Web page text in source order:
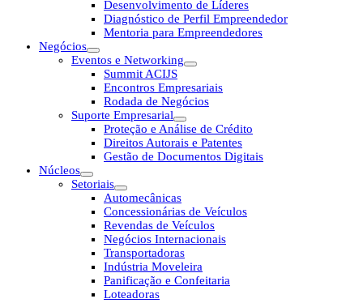
Desenvolvimento de Líderes
Diagnóstico de Perfil Empreendedor
Mentoria para Empreendedores
Negócios
Eventos e Networking
Summit ACIJS
Encontros Empresariais
Rodada de Negócios
Suporte Empresarial
Proteção e Análise de Crédito
Direitos Autorais e Patentes
Gestão de Documentos Digitais
Núcleos
Setoriais
Automecânicas
Concessionárias de Veículos
Revendas de Veículos
Negócios Internacionais
Transportadoras
Indústria Moveleira
Panificação e Confeitaria
Loteadoras